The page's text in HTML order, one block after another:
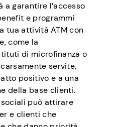
a garantire l’accesso
e programmi
tua attività ATM con
come la
di microfinanza o
servite,
positivo e a una
della base clienti.
può attirare
e clienti che